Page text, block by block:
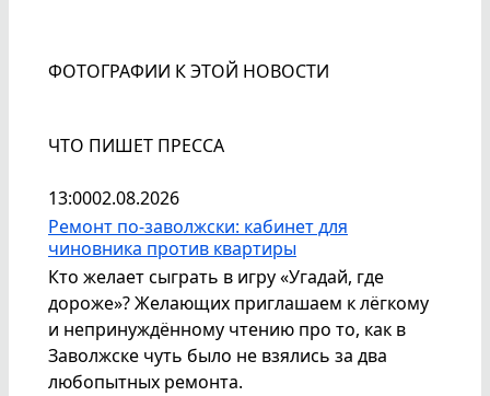
ФОТОГРАФИИ К ЭТОЙ НОВОСТИ
ЧТО ПИШЕТ ПРЕССА
13:0002.08.2026
Ремонт по-заволжски: кабинет для
чиновника против квартиры
Кто желает сыграть в игру «Угадай, где
дороже»? Желающих приглашаем к лёгкому
и непринуждённому чтению про то, как в
Заволжске чуть было не взялись за два
любопытных ремонта.